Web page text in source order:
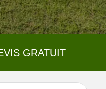
GRATUIT